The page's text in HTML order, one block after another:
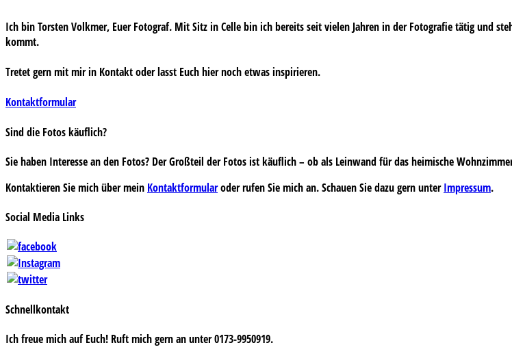
Ich bin Torsten Volkmer, Euer Fotograf. Mit Sitz in Celle bin ich bereits seit vielen Jahren in der Fotografie tätig und
kommt.
Tretet gern mit mir in Kontakt oder lasst Euch hier noch etwas inspirieren.
Kontaktformular
Sind die Fotos käuflich?
Sie haben Interesse an den Fotos? Der Großteil der Fotos ist käuflich – ob als Leinwand für das heimische
Kontaktieren Sie mich über mein Kontaktformularoder rufen Sie mich an. Schauen Sie dazu gern unterImpressum.
Social Media Links
Schnellkontakt
Ich freue mich auf Euch! Ruft mich gern an unter 0173-9950919.